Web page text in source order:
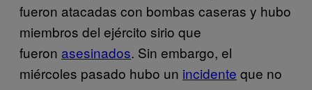
fueron atacadas con bombas caseras y hubo
miembros del ejército sirio que
fueron asesinados. Sin embargo, el
miércoles pasado hubo un incidente que no